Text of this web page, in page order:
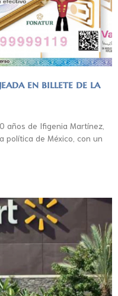
en billete de la
años de Ifigenia Martínez,
política de México, con un